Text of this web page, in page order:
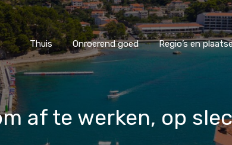
Thuis Onroerend goed Regio’s en
Thuis Onroerend goed Regio’s en
af te werken, op